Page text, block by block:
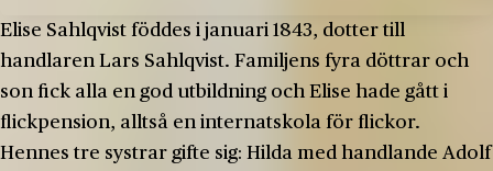
Elise Sahlqvist föddes i januari 1843, dotter till
handlaren Lars Sahlqvist. Familjens fyra döttrar och
son fick alla en god utbildning och Elise hade gått i
flickpension, alltså en internatskola för flickor.
Hennes tre systrar gifte sig: Hilda med handlande Adolf